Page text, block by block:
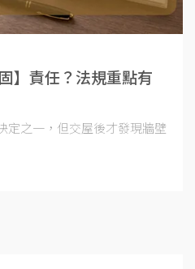
】責任？法規重點有
定之一，但交屋後才發現牆壁